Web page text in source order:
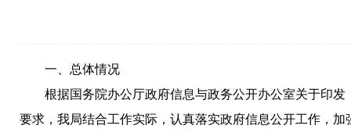
一、总体情况
根据国务院办公厅政府信息与政务公开办公室关于印
要求，我局结合工作实际，认真落实政府信息公开工作，